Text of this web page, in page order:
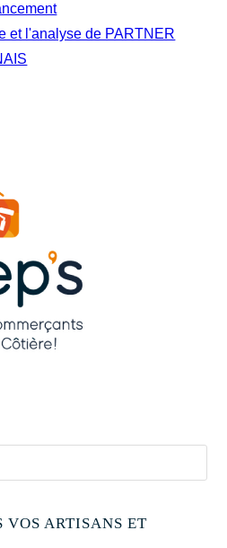
et l'analyse de PARTNER
VOS ARTISANS ET